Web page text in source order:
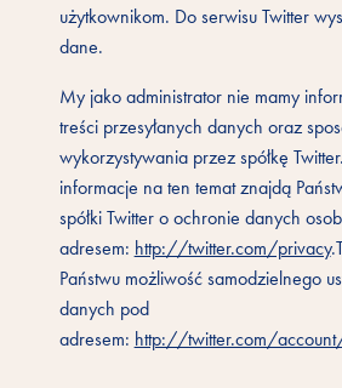
użytkownikom. Do serwisu Twitter
dane.
My jako administrator nie mamy
treści przesyłanych danych oraz
wykorzystywania przez spółkę
informacje na ten temat znajdą
spółki Twitter o ochronie danych
adresem: http://twitter.com/privacy
Państwu możliwość samodzielnego
danych pod
adresem: http://twitter.com/